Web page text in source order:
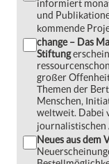
informiert
und
kommende
change – Das
Stiftung
großer
Themen der
Menschen,
weltweit. Dabei
journalistischen
Neues aus dem